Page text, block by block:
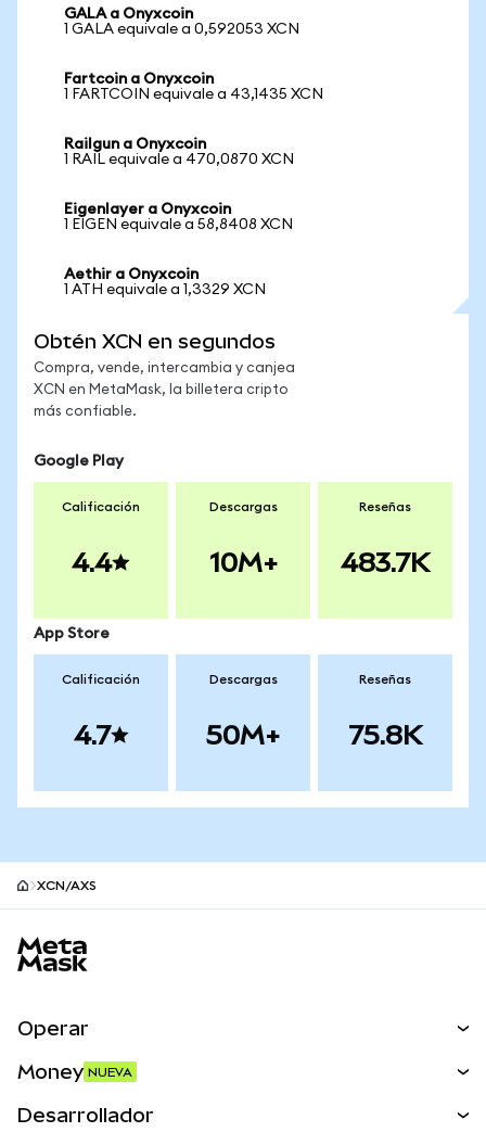
GALA a Onyxcoin
1 GALA equivale a 0,592053 XCN
Fartcoin a Onyxcoin
1 FARTCOIN equivale a 43,1435 XCN
Railgun a Onyxcoin
1 RAIL equivale a 470,0870 XCN
Eigenlayer a Onyxcoin
1 EIGEN equivale a 58,8408 XCN
Aethir a Onyxcoin
1 ATH equivale a 1,3329 XCN
Obtén XCN en segundos
Compra, vende, intercambia y canjea
XCN en MetaMask, la billetera cripto
más confiable.
Google Play
Calificación
4.4
Descargas
10M+
Reseñas
483.7K
App Store
Calificación
4.7
Descargas
50M+
Reseñas
75.8K
XCN/AXS
Operar
Money NUEVA
Desarrollador